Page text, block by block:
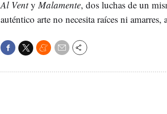
Al VentyMalamente, dos luchas de un
auténtico arte no necesita raíces ni amarres,